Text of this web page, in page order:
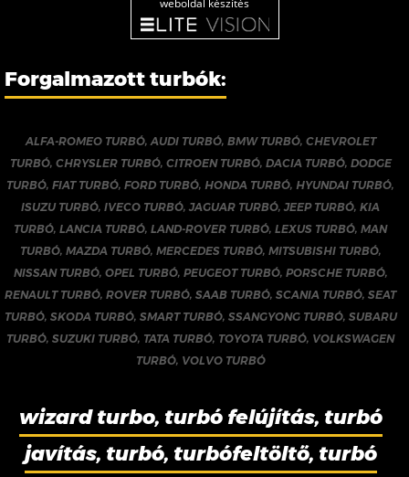
weboldal készítés
Forgalmazott turbók:
ALFA-ROMEO TURBÓ,AUDI TURBÓ, BMW TURBÓ, CHEVROLET
TURBÓ, CHRYSLER TURBÓ, CITROEN TURBÓ, DACIA TURBÓ, DODGE
TURBÓ,FIAT TURBÓ,FORD TURBÓ, HONDA TURBÓ, HYUNDAI TURBÓ,
ISUZU TURBÓ,IVECO TURBÓ,JAGUAR TURBÓ,JEEP TURBÓ,KIA
TURBÓ,LANCIA TURBÓ,LAND-ROVER TURBÓ,LEXUS TURBÓ,MAN
TURBÓ, MAZDA TURBÓ, MERCEDES TURBÓ, MITSUBISHI TURBÓ,
NISSAN TURBÓ, OPEL TURBÓ, PEUGEOT TURBÓ, PORSCHE TURBÓ,
RENAULT TURBÓ,ROVER TURBÓ,SAAB TURBÓ,SCANIA TURBÓ,SEAT
TURBÓ, SKODA TURBÓ, SMART TURBÓ, SSANGYONG TURBÓ, SUBARU
TURBÓ,SUZUKI TURBÓ, TATA TURBÓ, TOYOTA TURBÓ, VOLKSWAGEN
TURBÓ, VOLVO TURBÓ
wizard turbo, turbó felújítás, turbó
javítás, turbó, turbófeltöltő, turbó